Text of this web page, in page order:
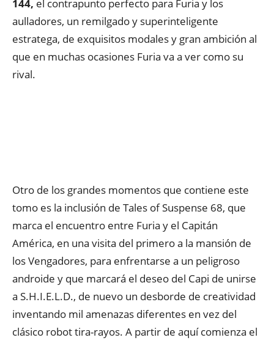
144, el contrapunto perfecto para Furia y los
aulladores, un remilgado y superinteligente
estratega, de exquisitos modales y gran ambición al
que en muchas ocasiones Furia va a ver como su
rival.
Otro de los grandes momentos que contiene este
tomo es la inclusión de Tales of Suspense 68, que
marca el encuentro entre Furia y el Capitán
América, en una visita del primero a la mansión de
los Vengadores, para enfrentarse a un peligroso
androide y que marcará el deseo del Capi de unirse
a S.H.I.E.L.D., de nuevo un desborde de creatividad
inventando mil amenazas diferentes en vez del
clásico robot tira-rayos. A partir de aquí comienza el